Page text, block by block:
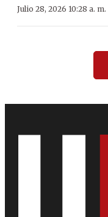
Julio 28, 2026 10:28 a. m.